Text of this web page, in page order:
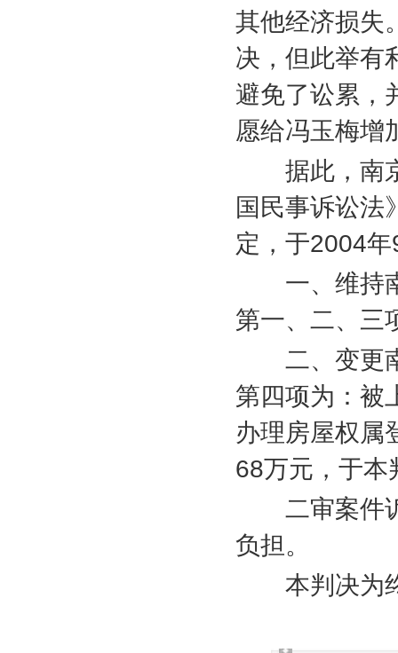
其他经济损失
决，但此举有
避免了讼累，
愿给冯玉梅增
据此，南京
国民事诉讼法
定，于2004年
一、维持南
第一、二、三
二、变更南
第四项为：被
办理房屋权属
68万元，于本
二审案件
负担。
本判决为